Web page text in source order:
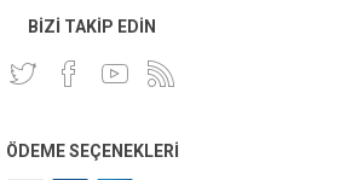
BIZI TAKIP EDIN
ÖDEME SEÇENEKLERI